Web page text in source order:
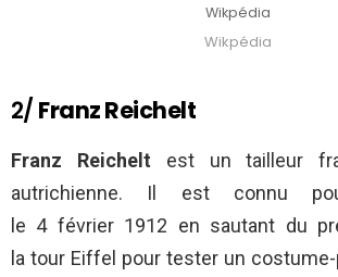
Wikpédia
Wikpédia
2/ Franz Reichelt
Franz Reichelt est un tailleur
autrichienne. Il est connu
le 4 février 1912 en sautant du
la tour Eiffel pour tester un